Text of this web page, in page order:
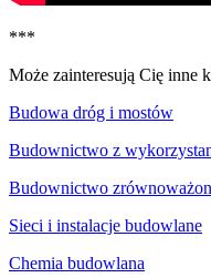
***
Może zainteresują Cię inne
Budowa dróg i mostów
Budownictwo z
Budownictwo
Sieci i instalacje budowlane
Chemia budowlana